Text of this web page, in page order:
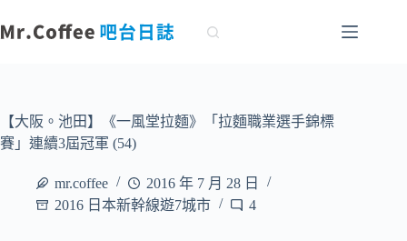
至
容【大阪。池田】《一風堂拉麵》「拉麵職業選手錦標
賽」連續3屆冠軍 (54)
mr.coffee
2016 年 7 月 28 日
2016 日本新幹線遊7城市
4